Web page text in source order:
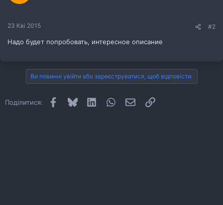
23 Кві 2015 #2
Надо будет попробовать, интересное описание
Ви повинні увійти або зареєструватися, щоб відповісти.
Поділитися: FacebookBluesky LinkedInWhatsApp
E-mailПосилання